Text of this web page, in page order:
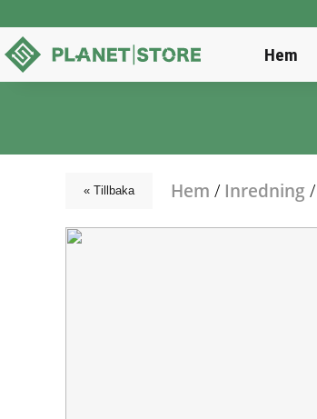
Hem
« Tillbaka Hem / Inredning/